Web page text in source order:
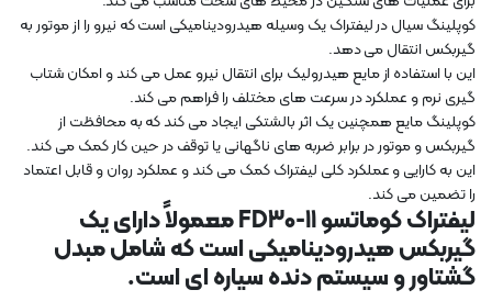
کوپلینگ سیال در لیفتراک یک وسیله هیدرودینامیکی است که نیرو را از موتور به
گیربکس انتقال می دهد.
این با استفاده از مایع هیدرولیک برای انتقال نیرو عمل می کند و امکان شتاب
گیری نرم و عملکرد در سرعت های مختلف را فراهم می کند.
کوپلینگ مایع همچنین یک اثر بالشتکی ایجاد می کند که به محافظت از
گیربکس و موتور در برابر ضربه های ناگهانی یا توقف در حین کار کمک می کند.
این به کارایی و عملکرد کلی لیفتراک کمک می کند و عملکرد روان و قابل اعتماد
را تضمین می کند.
لیفتراک کوماتسو FD30-11 معمولاً دارای یک
گیربکس هیدرودینامیکی است که شامل مبدل
گشتاور و سیستم دنده سیاره ای است.